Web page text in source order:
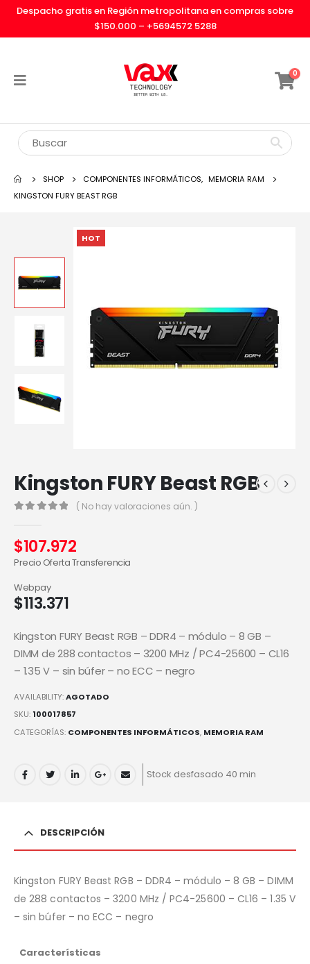
Despacho gratis en Región metropolitana en compras sobre
$150.000 – +5694572 5288
0
SHOP COMPONENTES INFORMÁTICOS, MEMORIA RAM
KINGSTON FURY BEAST RGB
HOT
Kingston FURY Beast RGB
( No hay valoraciones aún. )
$107.972
Precio Oferta Transferencia
$113.371
Webpay
Kingston FURY Beast RGB – DDR4 – módulo – 8 GB –
DIMM de 288 contactos – 3200 MHz / PC4-25600 – CL16
– 1.35 V – sin búfer – no ECC – negro
AVAILABILITY:AGOTADO
SKU:100017857
CATEGORÍAS: COMPONENTES INFORMÁTICOS, MEMORIA RAM
Stock desfasado 40 min
DESCRIPCIÓN
Kingston FURY Beast RGB – DDR4 – módulo – 8 GB – DIMM
de 288 contactos – 3200 MHz / PC4-25600 – CL16 – 1.35 V
– sin búfer – no ECC – negro
Características